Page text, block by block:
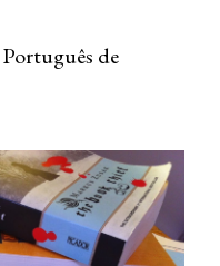
de